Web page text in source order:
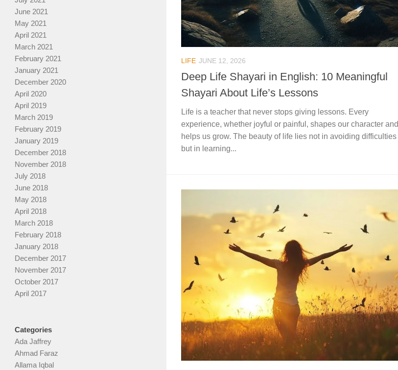
LIFE JUNE 12, 2026
Deep Life Shayari in English: 10 Meaningful
Shayari About Life’s Lessons
Life is a teacher that never stops giving lessons. Every
experience, whether joyful or painful, shapes our character and
helps us grow. The beauty of life lies not in avoiding difficulties
but in learning...
June 2021
May 2021
April 2021
March 2021
February 2021
January 2021
December 2020
April 2020
April 2019
March 2019
February 2019
January 2019
December 2018
November 2018
July 2018
June 2018
May 2018
April 2018
March 2018
February 2018
January 2018
December 2017
November 2017
October 2017
April 2017
Categories
Ada Jaffrey
Ahmad Faraz
Allama Iqbal